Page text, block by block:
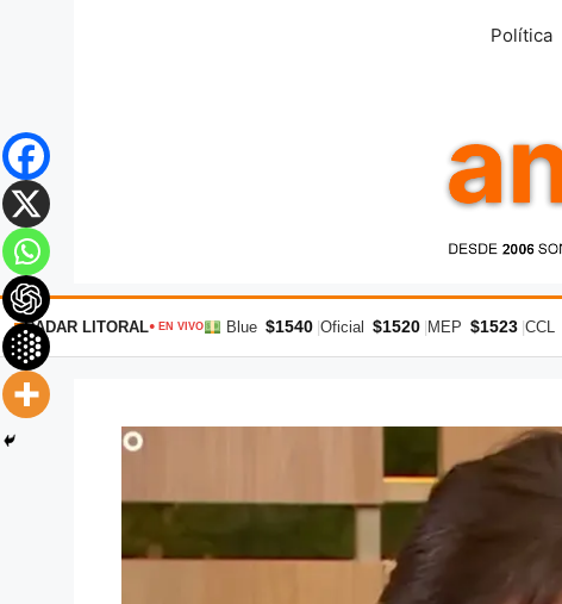
Política
RADAR LITORAL● EN VIVO Blue $1540 Oficial $1520 MEP $1523 CCL